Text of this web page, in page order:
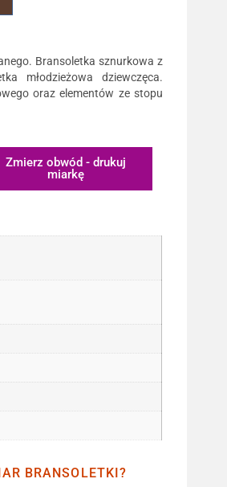
Bransoletka sznurkowa z
młodzieżowa dziewczęca.
oraz elementów ze stopu
Zmierz obwód - drukuj
miarkę
BRANSOLETKI?